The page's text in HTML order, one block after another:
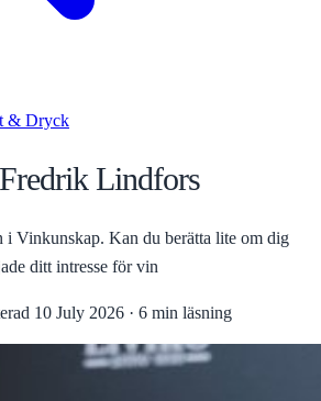
& Dryck
Lindfors
i Vinkunskap. Kan du berätta lite om dig
ditt intresse för vin
10 July 2026 · 6 min läsning